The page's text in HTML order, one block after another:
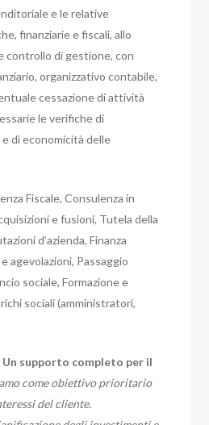
e le relative
finanziarie e fiscali, allo
controllo di gestione, con
organizzativo contabile,
cessazione di attività
le verifiche di
di economicità delle
Fiscale, Consulenza in
e fusioni, Tutela della
d’azienda, Finanza
agevolazioni, Passaggio
sociale, Formazione e
sociali (amministratori,
supporto completo per il
come obiettivo prioritario
del cliente.